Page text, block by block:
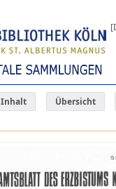
Inhalt Übersicht